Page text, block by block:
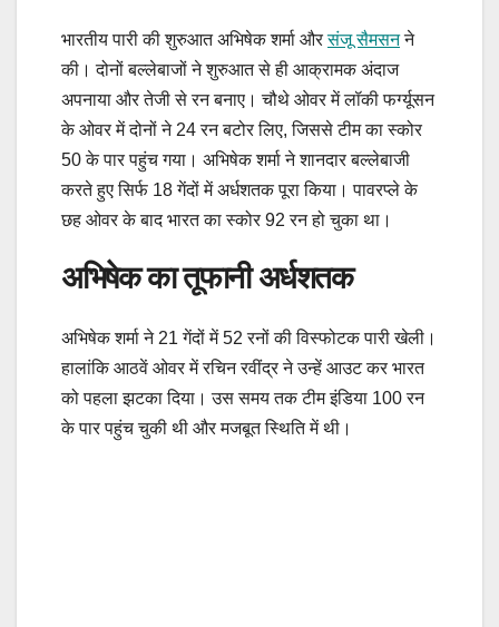
भारतीय पारी की शुरुआत अभिषेक शर्मा औरसंजू सैमसनने
की। दोनों बल्लेबाजों ने शुरुआत से ही आक्रामक अंदाज
अपनाया और तेजी से रन बनाए। चौथे ओवर में लॉकी फर्ग्यूसन
के ओवर में दोनों ने 24 रन बटोर लिए, जिससे टीम का स्कोर
50 के पार पहुंच गया। अभिषेक शर्मा ने शानदार बल्लेबाजी
करते हुए सिर्फ 18 गेंदों में अर्धशतक पूरा किया। पावरप्ले के
छह ओवर के बाद भारत का स्कोर 92 रन हो चुका था।
अभिषेक का तूफानी अर्धशतक
अभिषेक शर्मा ने 21 गेंदों में 52 रनों की विस्फोटक पारी खेली।
हालांकि आठवें ओवर में रचिन रवींद्र ने उन्हें आउट कर भारत
को पहला झटका दिया। उस समय तक टीम इंडिया 100 रन
के पार पहुंच चुकी थी और मजबूत स्थिति में थी।